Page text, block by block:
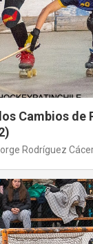
Cambios de
Rodríguez